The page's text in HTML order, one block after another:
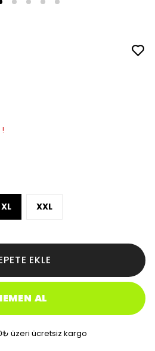
!
XL XXL
EKLE
AL
üzeri ücretsiz kargo